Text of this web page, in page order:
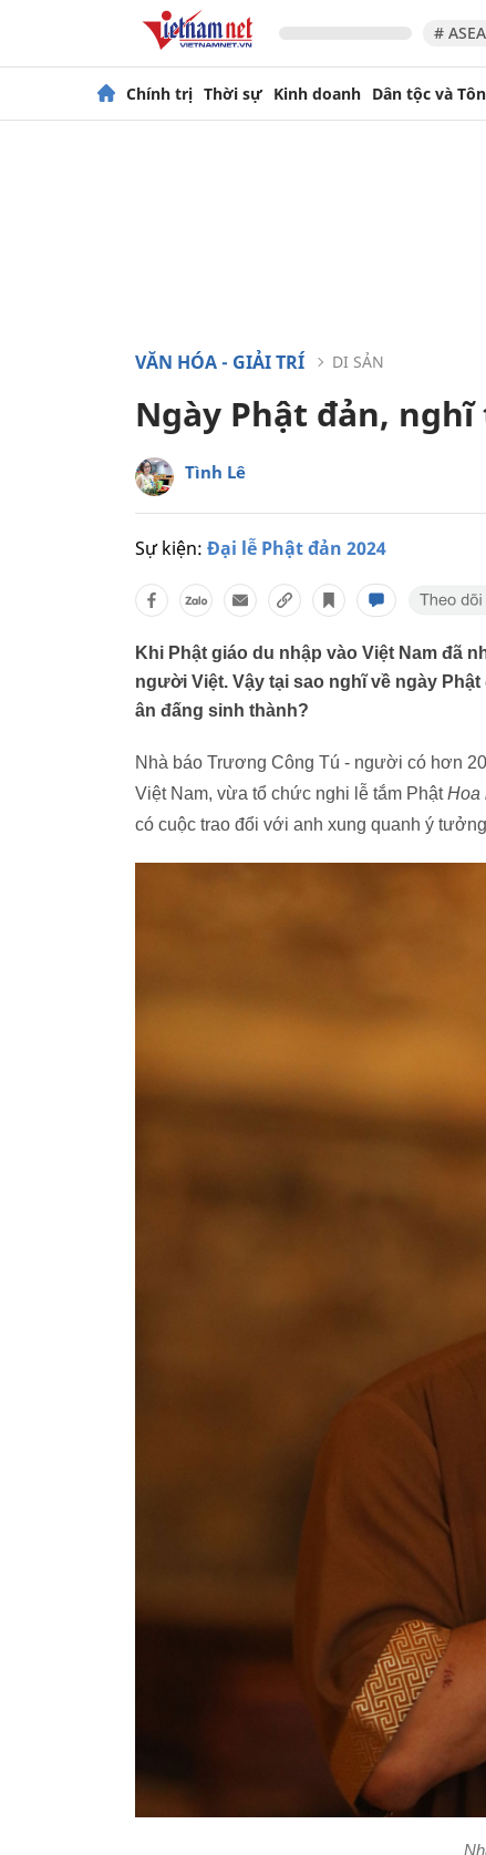
#
Chính trị Thời sự Kinh doanh Dân tộc và
VĂN HÓA - GIẢI TRÍ DI SẢN
Ngày Phật đản,
Tình Lê
Sự kiện: Đại lễ Phật đản 2024
Khi Phật giáo du nhập vào Việt Nam đã
người Việt. Vậy tại sao nghĩ về ngày
ân đấng sinh thành?
Nhà báo Trương Công Tú - người có hơn
Việt Nam, vừa tổ chức nghi lễ tắm PhậtHoa
có cuộc trao đổi với anh xung quanh ý